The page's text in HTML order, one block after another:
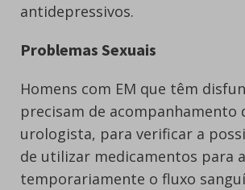
antidepressivos.
Problemas Sexuais
Homens com EM que têm
precisam de acompanhamento
urologista, para verificar a
de utilizar medicamentos para
temporariamente o fluxo